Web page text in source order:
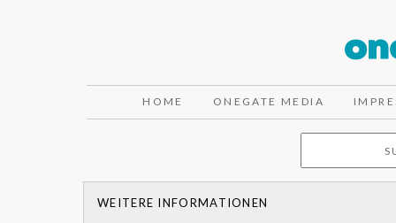
HOME ONEGATE MEDIA
WEITERE INFORMATIONEN